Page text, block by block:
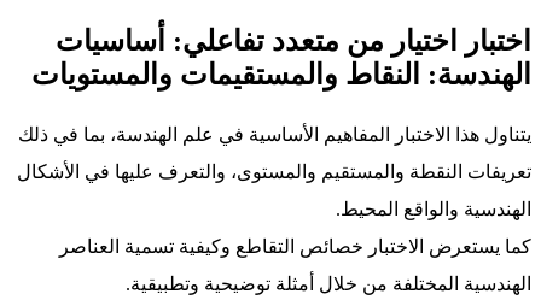
اختبار اختيار من متعدد تفاعلي: أساسيات
الهندسة: النقاط والمستقيمات والمستويات
يتناول هذا الاختبار المفاهيم الأساسية في علم الهندسة، بما في ذلك
تعريفات النقطة والمستقيم والمستوى، والتعرف عليها في الأشكال
الهندسية والواقع المحيط.
كما يستعرض الاختبار خصائص التقاطع وكيفية تسمية العناصر
الهندسية المختلفة من خلال أمثلة توضيحية وتطبيقية.